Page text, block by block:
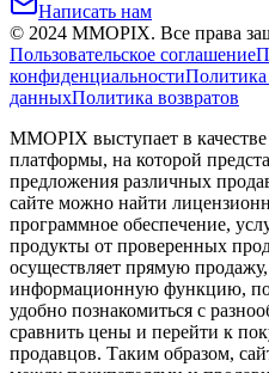
Написать нам
© 2024 MMOPIX. Все права
Пользовательское соглашение
конфиденциальностиПолитика
данныхПолитика возвратов
MMOPIX выступает в
платформы, на которой
предложения различных
сайте можно найти
программное обеспечение,
продукты от проверенных
осуществляет прямую
информационную функцию,
удобно познакомиться с
сравнить цены и перейти к
продавцов. Таким образом,